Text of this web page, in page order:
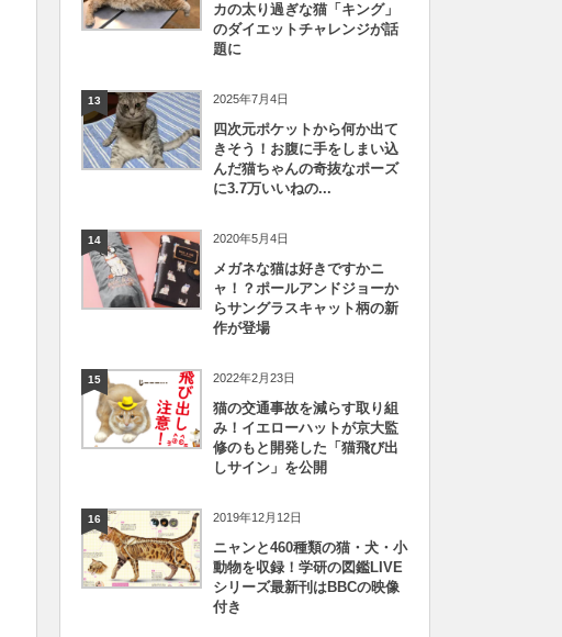
カの太り過ぎな猫「キング」
のダイエットチャレンジが話
題に
13 2025年7月4日
四次元ポケットから何か出て
きそう！お腹に手をしまい込
んだ猫ちゃんの奇抜なポーズ
に3.7万いいねの...
14 2020年5月4日
メガネな猫は好きですかニ
ャ！？ポールアンドジョーか
らサングラスキャット柄の新
作が登場
15 2022年2月23日
猫の交通事故を減らす取り組
み！イエローハットが京大監
修のもと開発した「猫飛び出
しサイン」を公開
16 2019年12月12日
ニャンと460種類の猫・犬・小
動物を収録！学研の図鑑LIVE
シリーズ最新刊はBBCの映像
付き